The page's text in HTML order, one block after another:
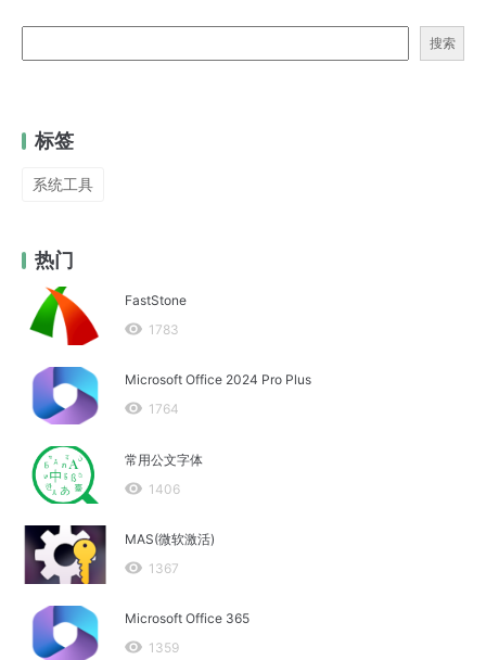
搜索
标签
系统工具
热门
FastStone
1783
Microsoft Office 2024 Pro Plus
1764
常用公文字体
1406
MAS(微软激活)
1367
Microsoft Office 365
1359